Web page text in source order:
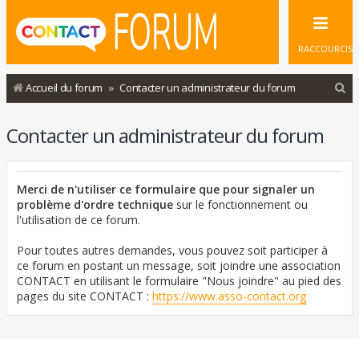
RACCOURCIS
Accueil du forum Contacter un administrateur du forum
Contacter un administrateur du forum
Merci de n'utiliser ce formulaire que pour signaler un
problème d'ordre technique sur le fonctionnement ou
l'utilisation de ce forum.
Pour toutes autres demandes, vous pouvez soit participer à
ce forum en postant un message, soit joindre une association
CONTACT en utilisant le formulaire "Nous joindre" au pied des
pages du site CONTACT : https://www.asso-contact.org